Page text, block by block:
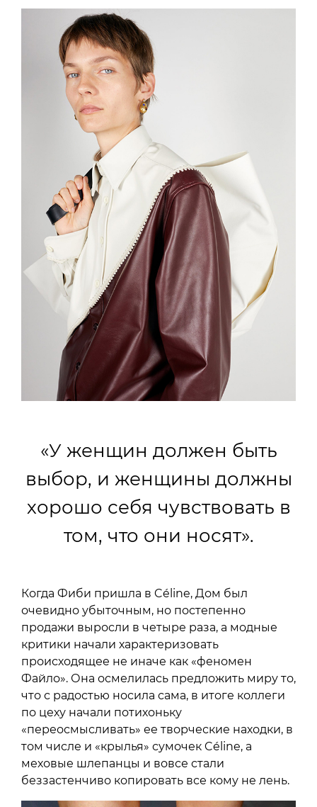
«У женщин должен быть
выбор, и женщины должны
хорошо себя чувствовать в
том, что они носят».
Когда Фиби пришла в Céline, Дом был
очевидно убыточным, но постепенно
продажи выросли в четыре раза, а модные
критики начали характеризовать
происходящее не иначе как «феномен
Файло». Она осмелилась предложить миру то,
что с радостью носила сама, в итоге коллеги
по цеху начали потихоньку
«переосмысливать» ее творческие находки, в
том числе и «крылья» сумочек Céline, а
меховые шлепанцы и вовсе стали
беззастенчиво копировать все кому не лень.